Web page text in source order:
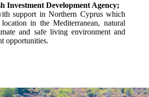
Investment Development Agency;
support in Northern Cyprus which
in the Mediterranean, natural
and safe living environment and
opportunities.